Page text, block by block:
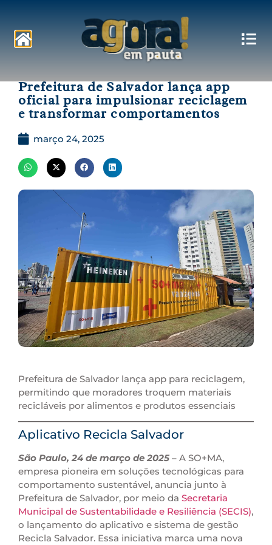
Prefeitura de Salvador lança app
oficial para impulsionar reciclagem
e transformar comportamentos
março 24, 2025
Prefeitura de Salvador lança app para reciclagem,
permitindo que moradores troquem materiais
recicláveis por alimentos e produtos essenciais
Aplicativo Recicla Salvador
São Paulo, 24 de março de 2025 – A SO+MA,
empresa pioneira em soluções tecnológicas para
comportamento sustentável, anuncia junto à
Prefeitura de Salvador, por meio da Secretaria
Municipal de Sustentabilidade e Resiliência (SECIS),
o lançamento do aplicativo e sistema de gestão
Recicla Salvador. Essa iniciativa marca uma nova